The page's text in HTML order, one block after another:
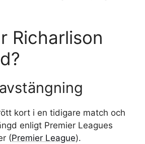
Richarlison
kort i en tidigare match och
enligt Premier Leagues
(Premier League).